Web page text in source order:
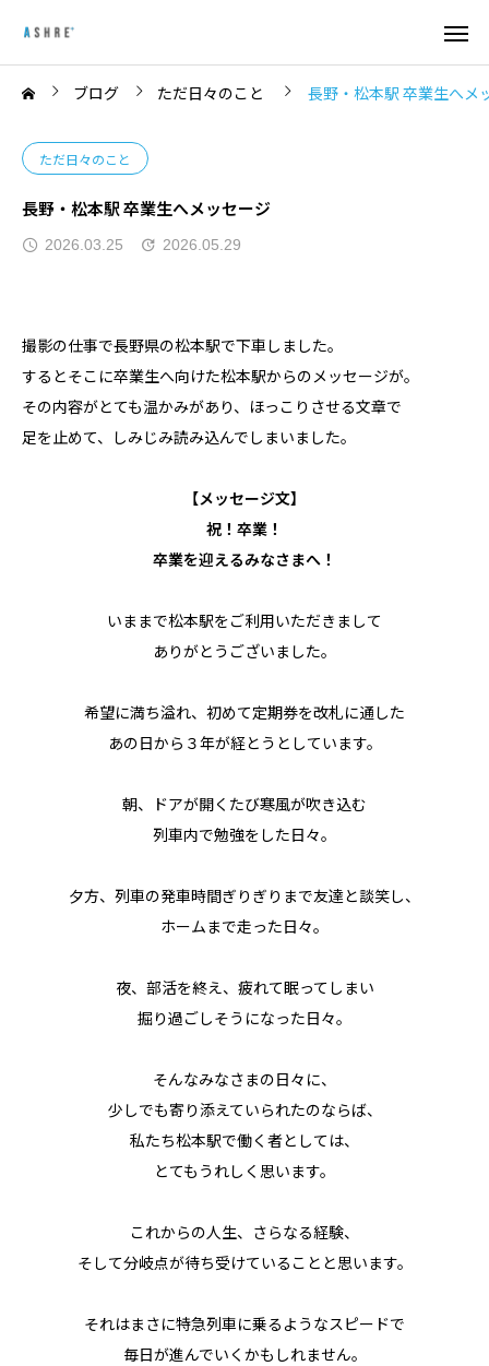
ブログ ただ日々のこと 長野・松本駅 卒業生へメ
ただ日々のこと
長野・松本駅 卒業生へメッセージ
2026.03.25 2026.05.29
撮影の仕事で長野県の松本駅で下車しました。
するとそこに卒業生へ向けた松本駅からのメッセージが。
その内容がとても温かみがあり、ほっこりさせる文章で
足を止めて、しみじみ読み込んでしまいました。
【メッセージ文】
祝！卒業！
卒業を迎えるみなさまへ！
いままで松本駅をご利用いただきまして
ありがとうございました。
希望に満ち溢れ、初めて定期券を改札に通した
あの日から３年が経とうとしています。
朝、ドアが開くたび寒風が吹き込む
列車内で勉強をした日々。
夕方、列車の発車時間ぎりぎりまで友達と談笑し、
ホームまで走った日々。
夜、部活を終え、疲れて眠ってしまい
掘り過ごしそうになった日々。
そんなみなさまの日々に、
少しでも寄り添えていられたのならば、
私たち松本駅で働く者としては、
とてもうれしく思います。
これからの人生、さらなる経験、
そして分岐点が待ち受けていることと思います。
それはまさに特急列車に乗るようなスピードで
毎日が進んでいくかもしれません。